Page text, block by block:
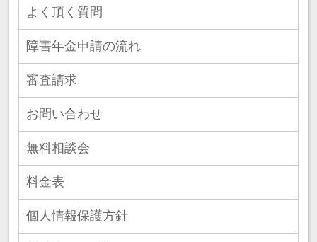
よく頂く質問
障害年金申請の流れ
審査請求
お問い合わせ
無料相談会
料金表
個人情報保護方針